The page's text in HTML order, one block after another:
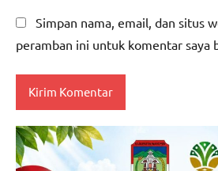
Simpan nama, email, dan situs
peramban ini untuk komentar saya